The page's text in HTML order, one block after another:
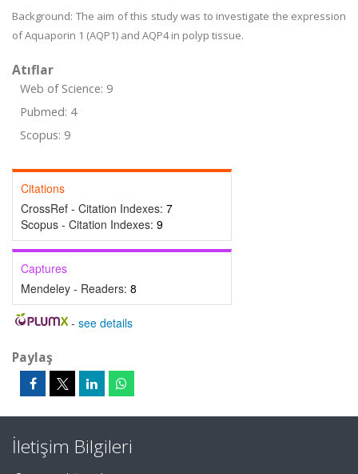
Background: The aim of this study was to investigate the expression
of Aquaporin 1 (AQP1) and AQP4 in polyp tissue.
Atıflar
Web of Science: 9
Pubmed: 4
Scopus: 9
Citations
CrossRef - Citation Indexes: 7
Scopus - Citation Indexes: 9
Captures
Mendeley - Readers: 8
- see details
Paylaş
İletişim Bilgileri